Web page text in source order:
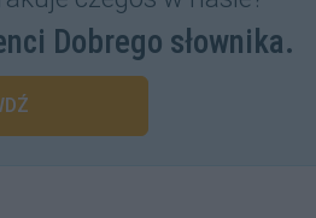
Dobrego słownika.